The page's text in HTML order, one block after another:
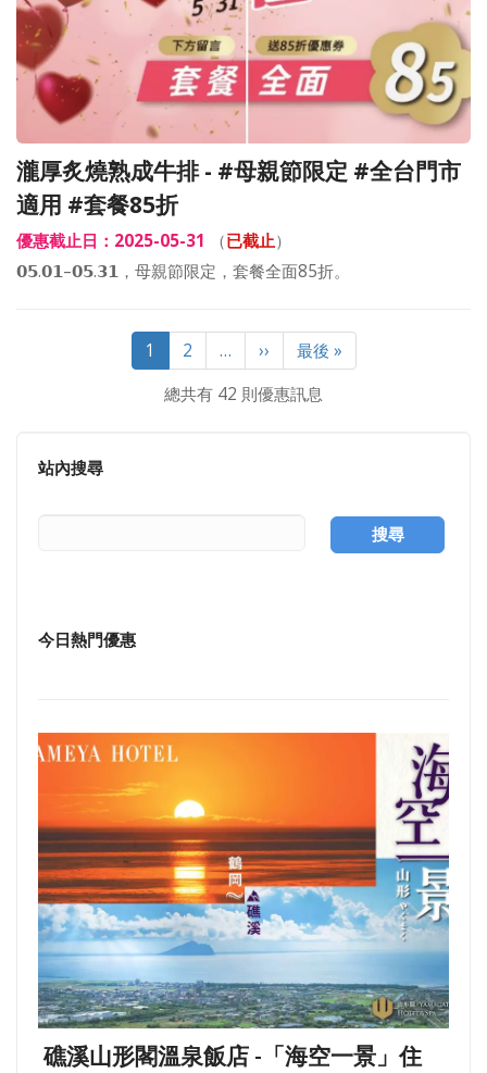
瀧厚炙燒熟成牛排 - #母親節限定 #全台門市
適用 #套餐85折
優惠截止日：2025-05-31 （已截止）
𝟬𝟱.𝟬𝟭–𝟬𝟱.𝟯𝟭，母親節限定，套餐全面85折。
目
前
1 Page
2 …
下
一
頁
››
Last
page
最後 »
總共有 42 則優惠訊息
站內搜尋
搜尋
今日熱門優惠
礁溪山形閣溫泉飯店 -「海空一景」住